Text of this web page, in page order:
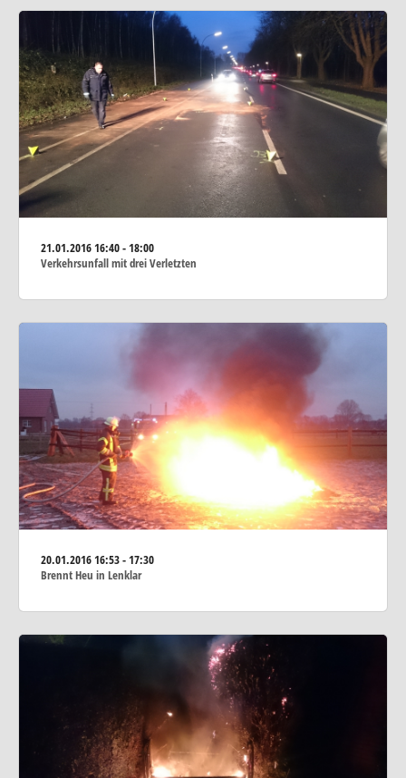
21.01.201616:40 - 18:00
Verkehrsunfall mit drei Verletzten
20.01.201616:53 - 17:30
Brennt Heu in Lenklar